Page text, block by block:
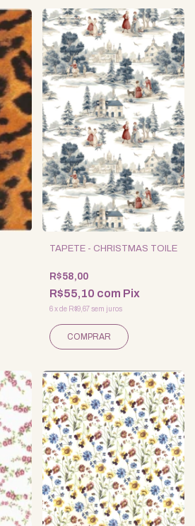
TAPETE - CHRISTMAS TOILE
R$58,00
R$55,10 com Pix
6 xde R$9,67 sem juros